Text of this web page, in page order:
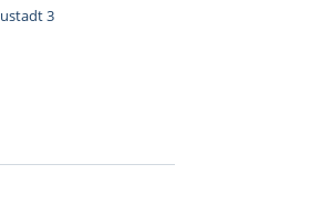
3